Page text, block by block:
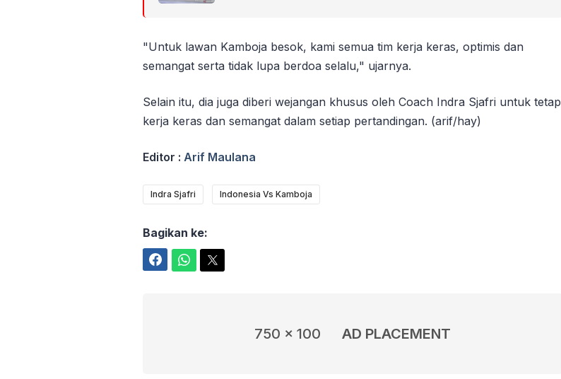
"Untuk lawan Kamboja besok, kami semua tim kerja keras, optimis dan
semangat serta tidak lupa berdoa selalu," ujarnya.
Selain itu, dia juga diberi wejangan khusus oleh Coach Indra Sjafri untuk tetap
kerja keras dan semangat dalam setiap pertandingan. (arif/hay)
Editor : Arif Maulana
Indra Sjafri Indonesia Vs Kamboja
Bagikan ke:
750 x 100 AD PLACEMENT